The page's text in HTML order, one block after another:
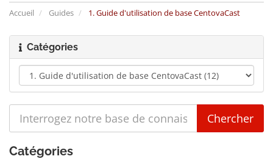
Accueil Guides 1. Guide d'utilisation de base CentovaCast
Catégories
Catégories